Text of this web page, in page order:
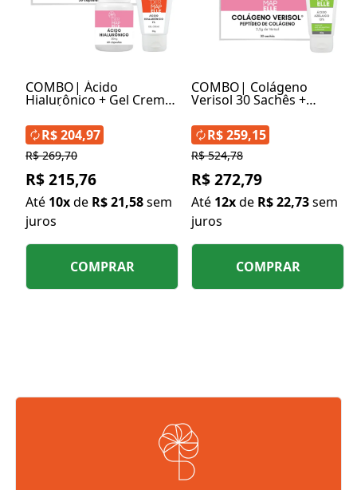
COMBO| Ácido
Hialurônico + Gel Creme
1% + Nutricolin®-
Proteína da Beleza
R$ 269,70
R$ 215,76
Até 10xde R$ 21,58sem
juros
R$ 204,97
COMPRAR
COMBO| Colágeno
Verisol 30 Sachês +
Beleza + Ácido Azelaico
15%
R$ 524,78
R$ 272,79
Até 12xde R$ 22,73sem
juros
R$ 259,15
COMPRAR